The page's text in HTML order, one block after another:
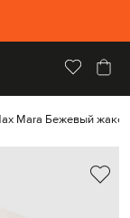
Mara Бежевый жакет